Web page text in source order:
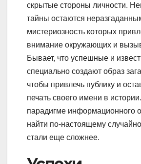
скрытые стороны личности.
тайны остаются
мистериозность которых
внимание окружающих и
Бывает, что успешные и
специально создают образ
чтобы привлечь публику и
печать своего имени в
парадигме информационного
найти по-настоящему
стали еще сложнее.